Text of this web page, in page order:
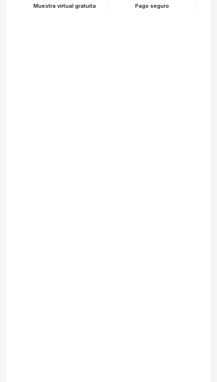
Muestra virtual gratuita Pago seguro